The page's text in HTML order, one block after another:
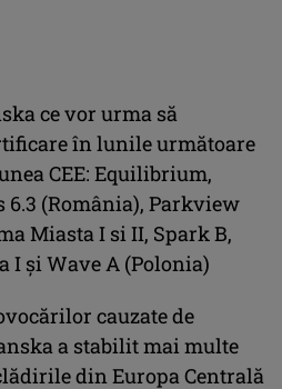
ce vor urma să
în lunile următoare
CEE: Equilibrium,
6.3 (România), Parkview
Miasta I si II, Spark B,
I și Wave A (Polonia)
cauzate de
a stabilit mai multe
din Europa Centrală